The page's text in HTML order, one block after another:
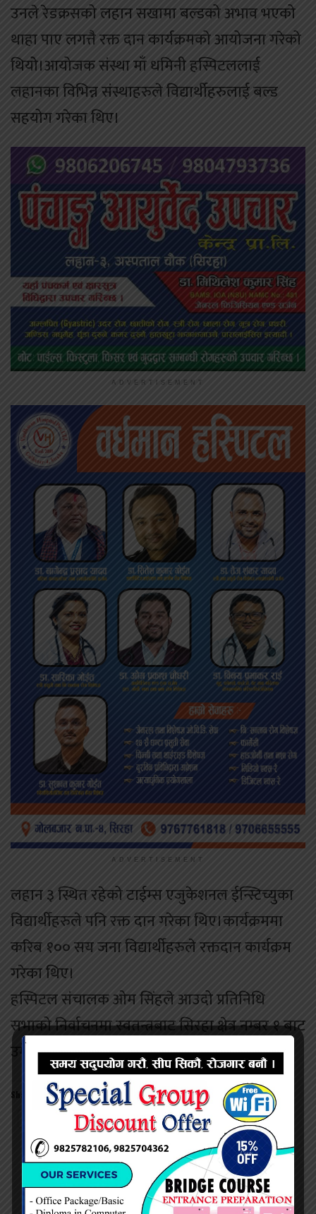
उनले रेडक्रसको लहान सखामा बल्डको अभाव भएको
थाहा पाए लगत्तै रक्त दान कार्यक्रमको आयोजना गरेको
थियोे।आयोजक संस्था माँ धमिनी हस्पिटललाई
लहानका विभिन्न संस्थाहरुले विद्यार्थीहरुलाई बल्ड
सहयोग गरेका थिए।
ADVERTISEMENT
ADVERTISEMENT
लहान ३ स्थित रहेको टाईम्स एजुकेशनल ईन्स्टिच्युका
विद्यार्थीहरुले पनि रक्त दान गरेका थिए।कार्यक्रममा
करिब १०० सय जना विद्यार्थीहरुले रक्तदान कार्यक्रम
गरेका थिए।
हस्पिटल संचालक ओम सिंहले आउदो प्रतिनिधि
सभाको निर्वाचनमा स्वतन्त्रबाट सिरहा क्षेत्र नम्बर १ बाट
उमेदवारी दिने निर्णय गरेका हुन्।
Share this:
Facebook